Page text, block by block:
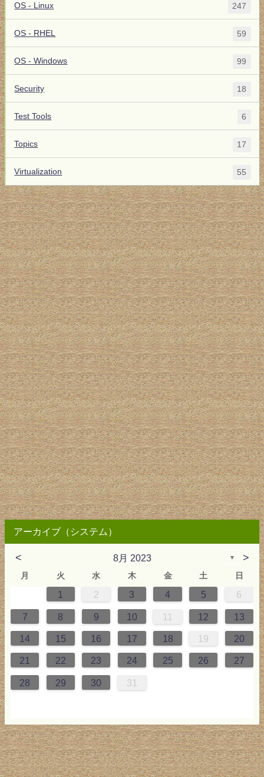
OS - Linux 247
OS - RHEL 59
OS - Windows 99
Security 18
Test Tools 6
Topics 17
Virtualization 55
アーカイブ（システム）
< 8月 2023 ▼ >
月 火 水 木 金 土 日
1 2 3 4 5 6
7 8 9 10 11 12 13
14 15 16 17 18 19 20
21 22 23 24 25 26 27
28 29 30 31